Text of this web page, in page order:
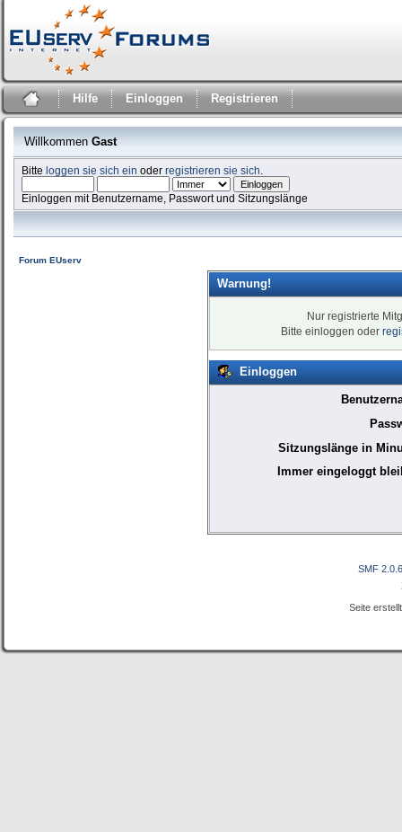
Hilfe Einloggen Registrieren
Willkommen Gast
Bitteloggen sie sich ein oderregistrieren sie sich
Einloggen mit Benutzername, Passwort und Sitzungslänge
Forum EUserv
Warnung!
Nur registrierte
Bitte einloggen oder
Einloggen
Sitzungslänge in
Immer eingeloggt
SMF 2.0.6
Seite